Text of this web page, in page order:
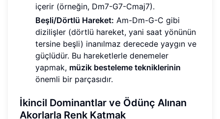
içerir (örneğin, Dm7-G7-Cmaj7).
Beşli/Dörtlü Hareket: Am-Dm-G-C gibi
dizilişler (dörtlü hareket, yani saat yönünün
tersine beşli) inanılmaz derecede yaygın ve
güçlüdür. Bu hareketlerle denemeler
yapmak, müzik besteleme tekniklerinin
önemli bir parçasıdır.
İkincil Dominantlar ve Ödünç Alınan
Akorlarla Renk Katmak